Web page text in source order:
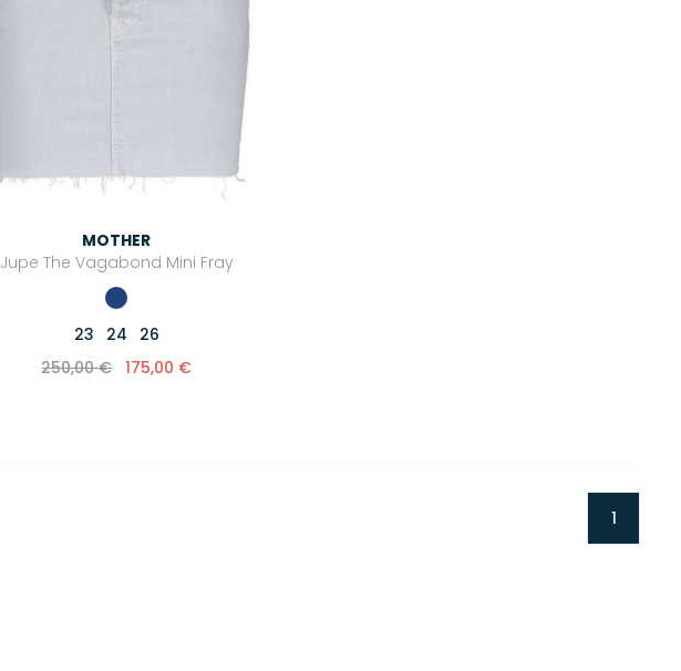
MOTHER
Jupe The Vagabond Mini Fray
23 24
26
250,00 € 175,00 €
1